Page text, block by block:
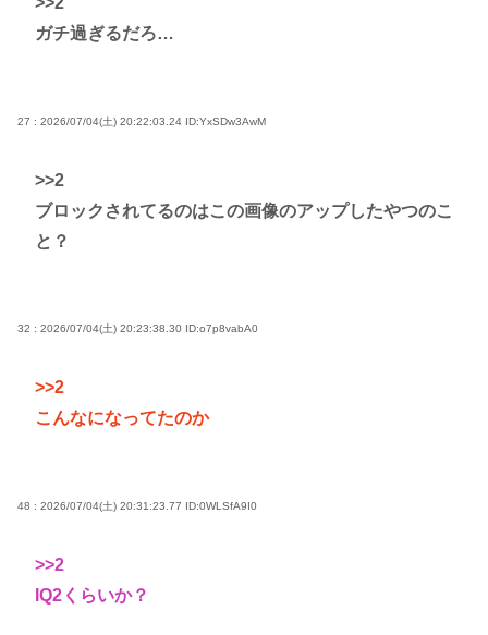
ガチ過ぎるだろ…
27 : 2026/07/04(土) 20:22:03.24 ID:YxSDw3AwM
>>2
ブロックされてるのはこの画像のアップしたやつのこ
と？
32 : 2026/07/04(土) 20:23:38.30 ID:o7p8vabA0
>>2
こんなになってたのか
48 : 2026/07/04(土) 20:31:23.77 ID:0WLSfA9I0
>>2
IQ2くらいか？